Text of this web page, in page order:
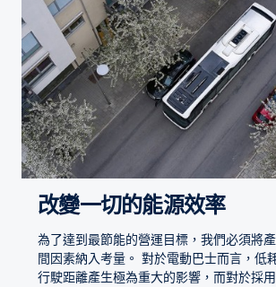
改變一切的能源效率
為了達到最節能的營運目標，我們必須將
間因素納入考量。 對於電動巴士而言，低
行駛距離產生極為重大的影響，而對於採